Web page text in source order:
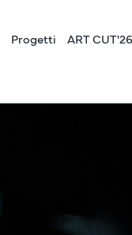
Progetti ART CUT'26